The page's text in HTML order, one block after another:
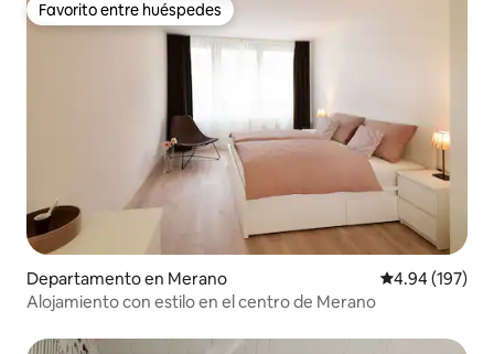
Favorito entre huéspedes
Favorito entre huéspedes
Departamento en Merano Calificación
4.94 (197)
Alojamiento con estilo en el centro de Merano